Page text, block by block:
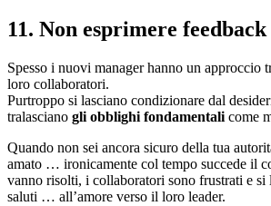
11. Non esprimere
Spesso i nuovi manager hanno un approccio
loro collaboratori.
Purtroppo si lasciano condizionare dal
tralasciano gli obblighi fondamentali come
Quando non sei ancora sicuro della tua
amato … ironicamente col tempo succede il
vanno risolti, i collaboratori sono frustrati e si
saluti … all’amore verso il loro leader.